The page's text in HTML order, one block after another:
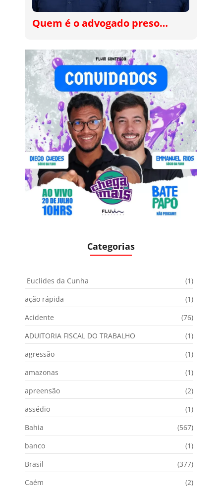
Quem é o advogado preso…
Categorias
Euclides da Cunha
(1)
ação rápida
(1)
Acidente
(76)
ADUITORIA FISCAL DO TRABALHO
(1)
agressão
(1)
amazonas
(1)
apreensão
(2)
assédio
(1)
Bahia
(567)
banco
(1)
Brasil
(377)
Caém
(2)